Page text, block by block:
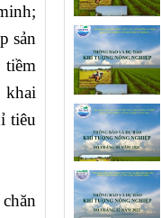
sản
tiềm
khai
tiêu